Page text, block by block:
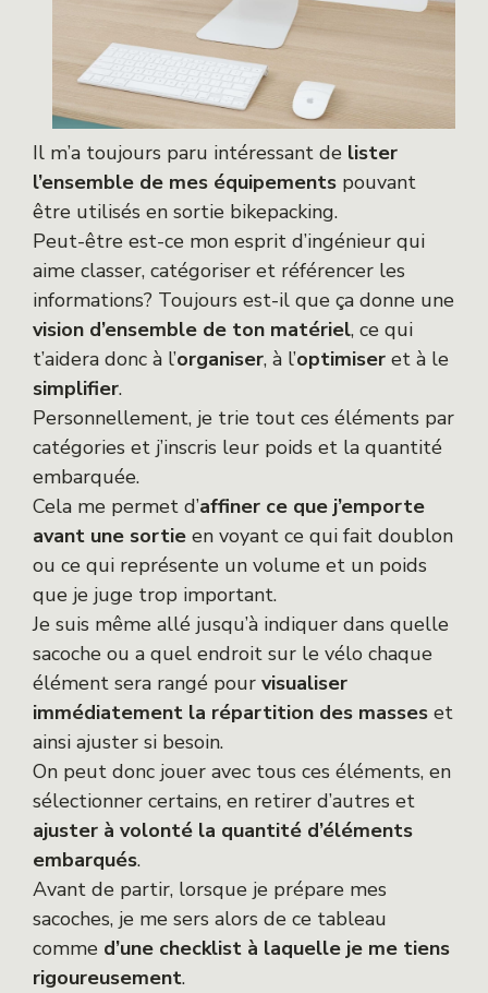
Il m’a toujours paru intéressant de lister
l’ensemble de mes équipements pouvant
être utilisés en sortie bikepacking.
Peut-être est-ce mon esprit d’ingénieur qui
aime classer, catégoriser et référencer les
informations? Toujours est-il que ça donne une
vision d’ensemble de ton matériel, ce qui
t’aidera donc à l’organiser, à l’optimiser et à le
simplifier.
Personnellement, je trie tout ces éléments par
catégories et j’inscris leur poids et la quantité
embarquée.
Cela me permet d’affiner ce que j’emporte
avant une sortie en voyant ce qui fait doublon
ou ce qui représente un volume et un poids
que je juge trop important.
Je suis même allé jusqu’à indiquer dans quelle
sacoche ou a quel endroit sur le vélo chaque
élément sera rangé pour visualiser
immédiatement la répartition des masses et
ainsi ajuster si besoin.
On peut donc jouer avec tous ces éléments, en
sélectionner certains, en retirer d’autres et
ajuster à volonté la quantité d’éléments
embarqués.
Avant de partir, lorsque je prépare mes
sacoches, je me sers alors de ce tableau
comme d’une checklist à laquelle je me tiens
rigoureusement.